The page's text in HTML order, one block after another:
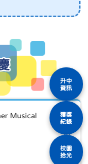
Musical
升中
資訊
獲獎
紀錄
校園
拾光